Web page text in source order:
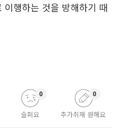
행하는 것을 방해하기 때
슬퍼요
0
추가취재 원해요
0